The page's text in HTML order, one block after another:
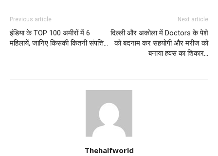
Previous article
इंडिया के TOP 100 अमीरों में 6
महिलायें, जानिए किसकी कितनी संपत्ति…
Next article
दिल्ली और अकोला में Doctors के पेशे
को बदनाम कर सहयोगी और मरीज को
बनाया हवस का शिकार…
Thehalfworld